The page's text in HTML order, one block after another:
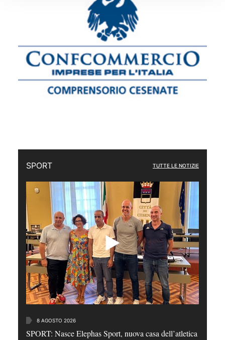
SPORT TUTTE LE NOTIZIE
8 AGOSTO 2026
SPORT: Nasce Elephas Sport, nuova casa dell’atletica